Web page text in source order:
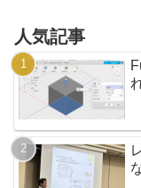
人気記事